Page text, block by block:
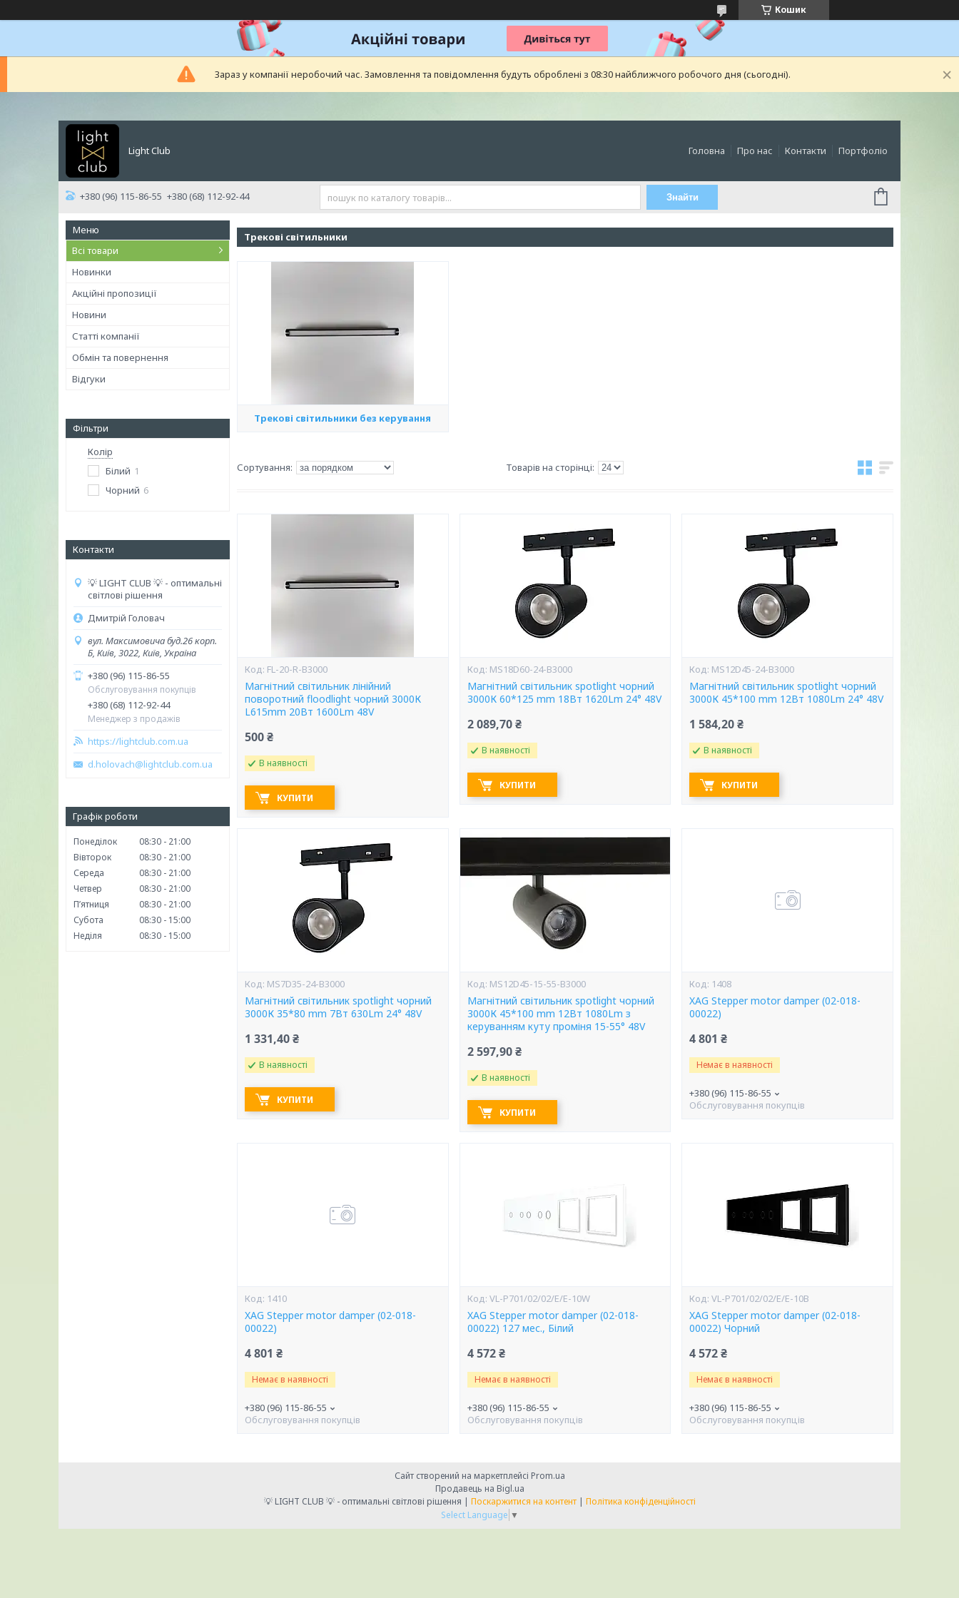
Кошик
Зараз у компанії неробочий час. Замовлення та повідомлення будуть оброблені з 08:30 найближчого робочого дня (сьогодні).
Light Club Головна Про нас Контакти Портфоліо
+380 (96) 115-86-55 +380 (68) 112-92-44 Знайти
Всі товари
Новинки
Акційні пропозиції
Новини
Статті компанії
Обмін та повернення
Відгуки
Фільтри
Колір
Білий 1
Чорний 6
Контакти
💡 LIGHT CLUB 💡 - оптимальні
світлові рішення
Дмитрій Головач
вул. Максимовича буд.26 корп.
Б, Київ, 3022, Київ, Україна
+380 (96) 115-86-55
Обслуговування покупців
+380 (68) 112-92-44
Менеджер з продажів
https://lightclub.com.ua
d.holovach@lightclub.com.ua
Графік роботи
Понеділок 08:30
21:00
Вівторок
08:30
21:00
Середа
08:30
21:00
Четвер
08:30
21:00
Пʼятниця
08:30
21:00
Субота
08:30
15:00
Неділя
08:30 15:00
Трекові світильники
Трекові світильники без керування
FL-20-R-B3000
Магнітний світильник лінійний
поворотний floodlight чорний 3000К
L615mm 20Вт 1600Lm 48V
500 ₴
В наявності
КУПИТИ
MS18D60-24-B3000
Магнітний світильник spotlight чорний
3000К 60*125 mm 18Вт 1620Lm 24° 48V
2 089,70 ₴
В наявності
КУПИТИ
MS12D45-24-B3000
Магнітний світильник spotlight чорний
3000К 45*100 mm 12Вт 1080Lm 24° 48V
1 584,20 ₴
В наявності
КУПИТИ
MS7D35-24-B3000
Магнітний світильник spotlight чорний
3000К 35*80 mm 7Вт 630Lm 24° 48V
1 331,40 ₴
В наявності
КУПИТИ
MS12D45-15-55-B3000
Магнітний світильник spotlight чорний
3000К 45*100 mm 12Вт 1080Lm з
керуванням куту проміня 15-55° 48V
2 597,90 ₴
В наявності
КУПИТИ
1408
XAG Stepper motor damper (02-018-
00022)
4 801 ₴
Немає в наявності
+380 (96) 115-86-55
Обслуговування покупців
1410
XAG Stepper motor damper (02-018-
00022)
4 801 ₴
Немає в наявності
+380 (96) 115-86-55
Обслуговування покупців
VL-P701/02/02/E/E-10W
XAG Stepper motor damper (02-018-
00022) 127 мес., Білий
4 572 ₴
Немає в наявності
+380 (96) 115-86-55
Обслуговування покупців
VL-P701/02/02/E/E-10B
XAG Stepper motor damper (02-018-
00022) Чорний
4 572 ₴
Немає в наявності
+380 (96) 115-86-55
Обслуговування покупців
Сайт створений на маркетплейсі Prom.ua
Продавець на Bigl.ua
💡 LIGHT CLUB 💡 - оптимальні світлові рішення | Поскаржитися на контент | Політика конфіденційності
Select Language ▼